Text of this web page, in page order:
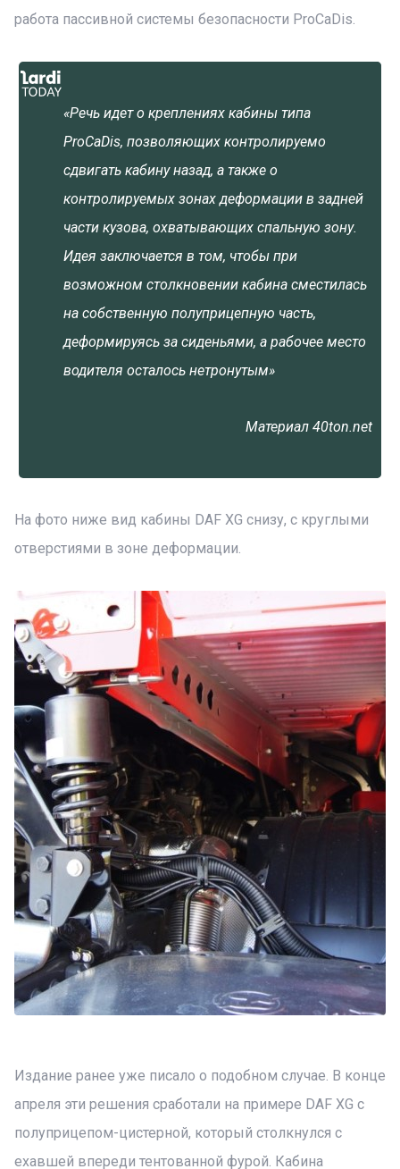
работа пассивной системы безопасности ProCaDis.
«Речь идет о креплениях кабины типа
ProCaDis, позволяющих контролируемо
сдвигать кабину назад, а также о
контролируемых зонах деформации в задней
части кузова, охватывающих спальную зону.
Идея заключается в том, чтобы при
возможном столкновении кабина сместилась
на собственную полуприцепную часть,
деформируясь за сиденьями, а рабочее место
водителя осталось нетронутым»
Материал 40ton.net
На фото ниже вид кабины DAF XG снизу, с круглыми
отверстиями в зоне деформации.
Издание ранее уже писало о подобном случае. В конце
апреля эти решения сработали на примере DAF XG с
полуприцепом-цистерной, который столкнулся с
ехавшей впереди тентованной фурой. Кабина